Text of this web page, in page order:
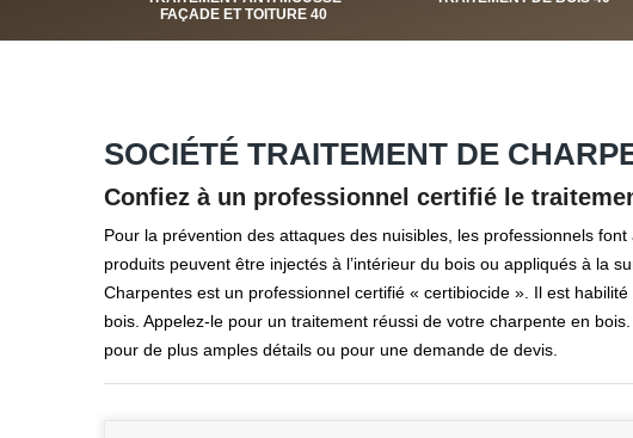
FAÇADE ET TOITURE 40
SOCIÉTÉ TRAITEMENT DE
Confiez à un professionnel certifié le
Pour la prévention des attaques des nuisibles, les professionnels
produits peuvent être injectés à l’intérieur du bois ou appliqués à la
Charpentes est un professionnel certifié « certibiocide ». Il est
bois. Appelez-le pour un traitement réussi de votre charpente en
pour de plus amples détails ou pour une demande de devis.